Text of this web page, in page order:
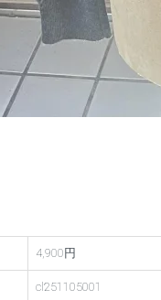
4,900円
cl251105001